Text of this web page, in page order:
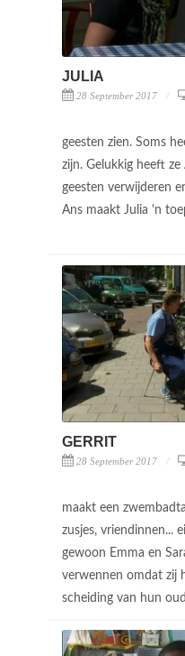
JULIA
28 September 2017
geesten zien. Soms
zijn. Gelukkig heeft
geesten verwijderen
Ans maakt Julia 'n
GERRIT
28 September 2017
maakt een
zusjes, vriendinnen...
gewoon Emma en
verwennen omdat zij
scheiding van hun